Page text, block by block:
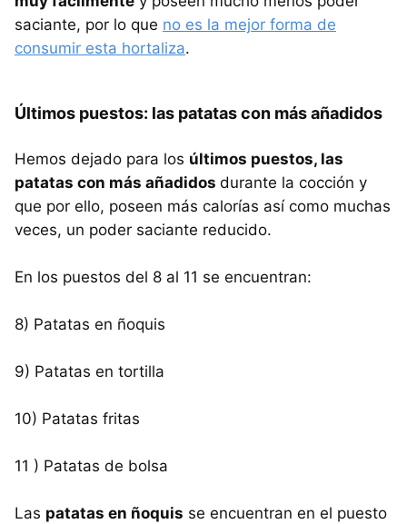
saciante, por lo que no es la mejor forma de
consumir esta hortaliza.
Últimos puestos: las patatas con más añadidos
Hemos dejado para los últimos puestos, las
patatas con más añadidos durante la cocción y
que por ello, poseen más calorías así como muchas
veces, un poder saciante reducido.
En los puestos del 8 al 11 se encuentran:
8) Patatas en ñoquis
9) Patatas en tortilla
10) Patatas fritas
11 ) Patatas de bolsa
Las patatas en ñoquis se encuentran en el puesto